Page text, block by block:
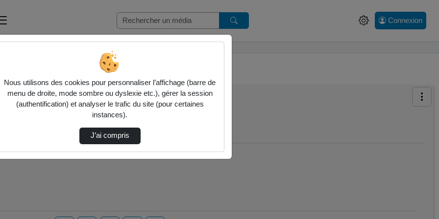
Connexion
Nous utilisons des cookies pour personnaliser l’affichage (barre de
menu de droite, mode sombre ou dyslexie etc.), gérer la session
(authentification) et analyser le trafic du site (pour certaines
instances).
J’ai compris